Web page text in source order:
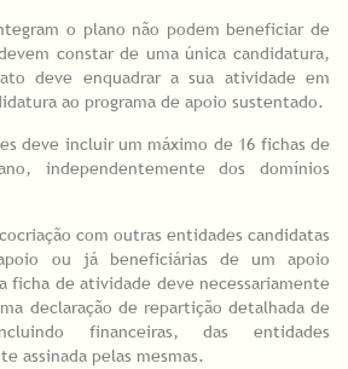
o plano não podem beneficiar de
constar de uma única candidatura,
deve enquadrar a sua atividade em
ao programa de apoio sustentado.
deve incluir um máximo de 16 fichas de
independentemente dos domínios
com outras entidades candidatas
ou já beneficiárias de um apoio
ficha de atividade deve necessariamente
declaração de repartição detalhada de
financeiras, das entidades
assinada pelas mesmas.